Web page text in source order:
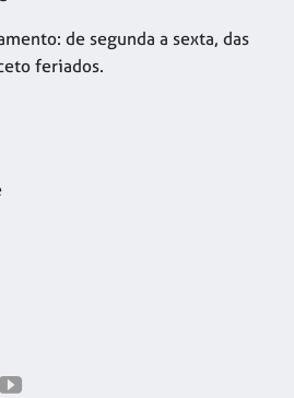
de segunda a sexta, das
feriados.